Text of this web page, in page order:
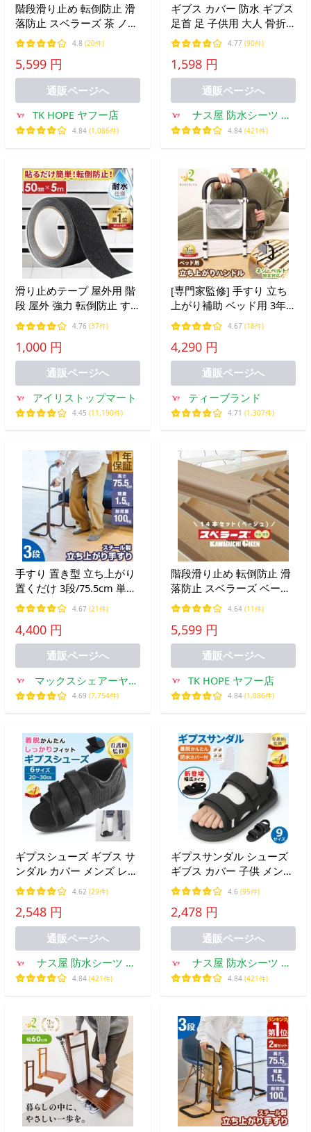
階段滑り止め 転倒防止 滑
落防止 スベラーズ 茶 ノン
スリップ 長さ670mm 両面
テープ付 バリアフリー 川
口技研 /14本入
4.8 (20件)
5,599 円
通販ページへ
TK HOPE ヤフー店
4.84 (1,086件)
ギブス カバー 防水 ギプス
足首 足 子供用 大人 骨折
お風呂 入浴 シャワー 脚
膝 説明書つき
4.77 (90件)
1,598 円
通販ページへ
ナス屋 防水シーツ 介
護ズボン ギプスカバー
4.84 (421件)
滑り止めテープ 屋外用 階
段 屋外 強力 転倒防止 す
べり止め シール テープ 耐
水 グリップ 50mm ノンス
リップテープ 脚立 滑り止
め 50mm×5m 安全
4.76 (37件)
1,000 円
通販ページへ
アイリストップマート
4.45 (11,190件)
[専門家監修] 手すり 立ち
上がり補助 ベッド用 3年
保証 ベッド用手すり 補助
後付け 介護 介護用品 ベッ
ドガード 転落防止 ベッド
サイドガード RUKESUTA
4.67 (18件)
4,290 円
通販ページへ
ティーブランド
4.71 (1,307件)
手すり 置き型 立ち上がり
置くだけ 3段/75.5cm 単品
玄関 トイレ ベッド 介護用
手すり 補助手すり 補助器
具 立ち座り 工事不要 手摺
1年保証 送料無料
4.67 (21件)
4,400 円
通販ページへ
マックスシェアーヤフ
ー店
4.69 (7,754件)
階段滑り止め 転倒防止 滑
落防止 スベラーズ ベージ
ュ ノンスリップ 長さ670
両面テープ付 バリアフリ
ー 川口技研 /14本入
4.64 (11件)
5,599 円
通販ページへ
TK HOPE ヤフー店
4.84 (1,086件)
ギプスシューズ ギブス サ
ンダル カバー メンズ レデ
ィース 大人 子供 つま先
左右兼用 片足 ブラック 看
護師監修
4.62 (29件)
2,548 円
通販ページへ
ナス屋 防水シーツ 介
護ズボン ギプスカバー
4.84 (421件)
ギプスサンダル シューズ
ギブス カバー 子供 メンズ
レディース 軽量 つま先 片
足 防水カバー付 看護師監
修
4.6 (95件)
2,478 円
通販ページへ
ナス屋 防水シーツ 介
護ズボン ギプスカバー
4.84 (421件)